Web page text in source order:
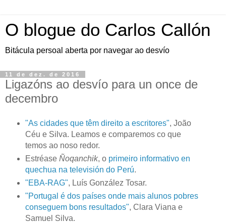
O blogue do Carlos Callón
Bitácula persoal aberta por navegar ao desvío
11 de dez. de 2016
Ligazóns ao desvío para un once de
decembro
"As cidades que têm direito a escritores", João
Céu e Silva. Leamos e comparemos co que
temos ao noso redor.
Estréase Ñoqanchik, o primeiro informativo en
quechua na televisión do Perú.
"EBA-RAG", Luís González Tosar.
"Portugal é dos países onde mais alunos pobres
conseguem bons resultados", Clara Viana e
Samuel Silva.